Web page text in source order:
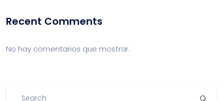
Recent Comments
No hay comentarios que mostrar.